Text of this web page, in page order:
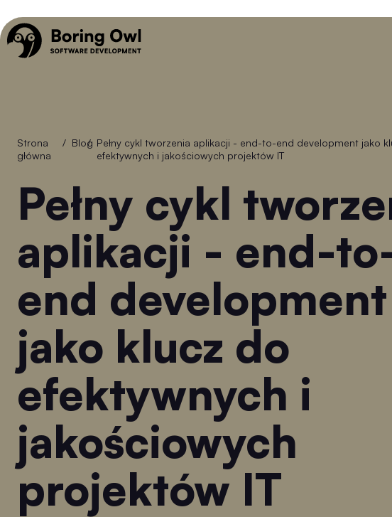
Strona
główna
/ Blog
/ Pełny cykl tworzenia aplikacji - end-to-end development jako klucz do
efektywnych i jakościowych projektów IT
Pełny cykl tworzenia
aplikacji - end-
end development
jako klucz do
efektywnych i
jakościowych
projektów IT